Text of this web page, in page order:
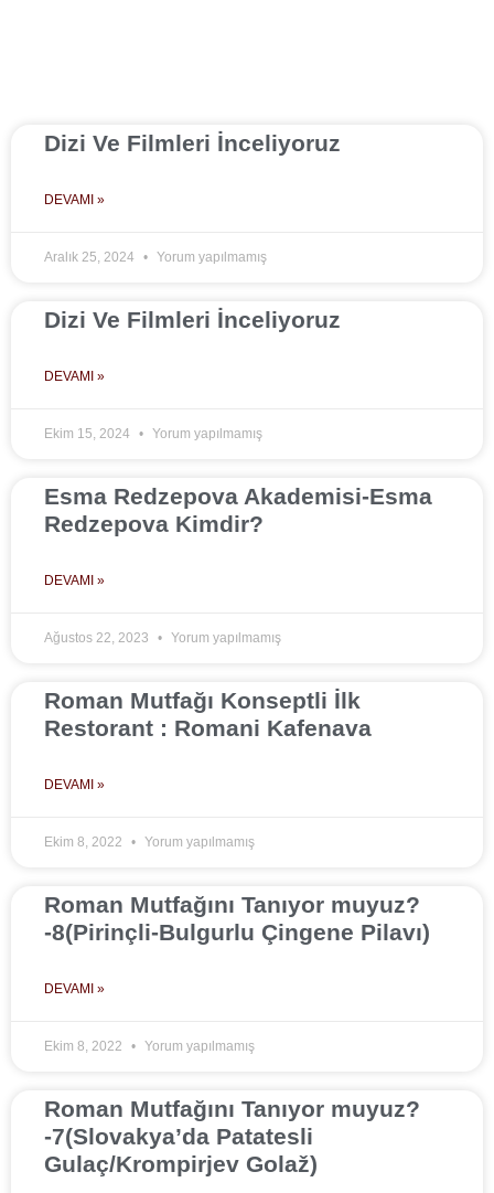
Dizi Ve Filmleri İnceliyoruz
DEVAMI »
Aralık 25, 2024 Yorum yapılmamış
Dizi Ve Filmleri İnceliyoruz
DEVAMI »
Ekim 15, 2024 Yorum yapılmamış
Esma Redzepova Akademisi-Esma
Redzepova Kimdir?
DEVAMI »
Ağustos 22, 2023 Yorum yapılmamış
Roman Mutfağı Konseptli İlk
Restorant : Romani Kafenava
DEVAMI »
Ekim 8, 2022 Yorum yapılmamış
Roman Mutfağını Tanıyor muyuz?
-8(Pirinçli-Bulgurlu Çingene Pilavı)
DEVAMI »
Ekim 8, 2022 Yorum yapılmamış
Roman Mutfağını Tanıyor muyuz?
-7(Slovakya’da Patatesli
Gulaç/Krompirjev Golaž)